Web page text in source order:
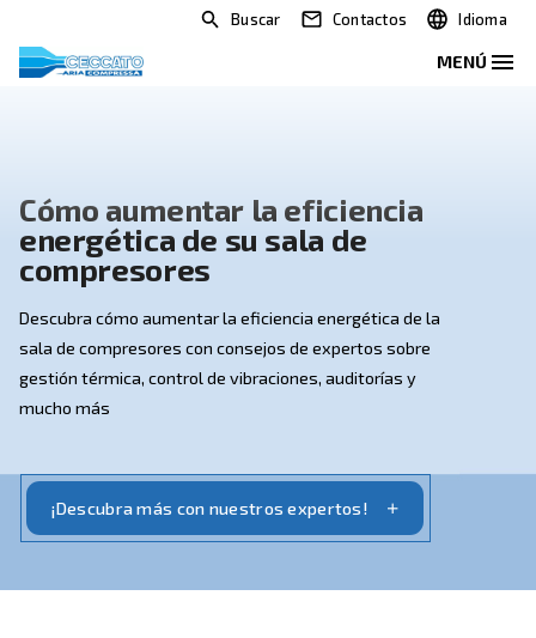
Buscar Contactos
Cómo aumentar la eficiencia
energética de su sala de
compresores
Descubra cómo aumentar la eficiencia energética de
gestión térmica, control de vibraciones, auditorías y
mucho más